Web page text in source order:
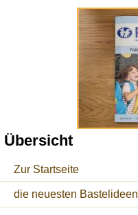
Übersicht
Zur Startseite
die neuesten Bastelideen